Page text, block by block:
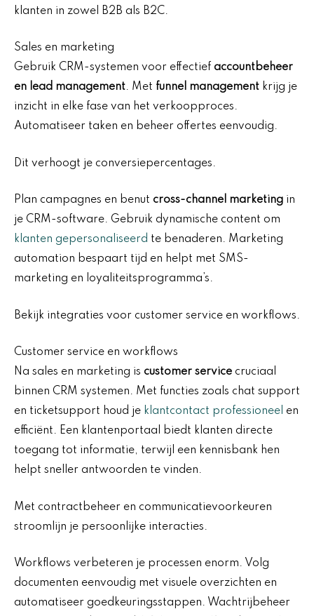
klanten in zowel B2B als B2C.
Sales en marketing
Gebruik CRM-systemen voor effectief accountbeheer
en lead management. Met funnel management krijg je
inzicht in elke fase van het verkoopproces.
Automatiseer taken en beheer offertes eenvoudig.
Dit verhoogt je conversiepercentages.
Plan campagnes en benut cross-channel marketing in
je CRM-software. Gebruik dynamische content om
klanten gepersonaliseerd te benaderen. Marketing
automation bespaart tijd en helpt met SMS-
marketing en loyaliteitsprogramma’s.
Bekijk integraties voor customer service en workflows.
Customer service en workflows
Na sales en marketing is customer service cruciaal
binnen CRM systemen. Met functies zoals chat support
en ticketsupport houd je klantcontact professioneel en
efficiënt. Een klantenportaal biedt klanten directe
toegang tot informatie, terwijl een kennisbank hen
helpt sneller antwoorden te vinden.
Met contractbeheer en communicatievoorkeuren
stroomlijn je persoonlijke interacties.
Workflows verbeteren je processen enorm. Volg
documenten eenvoudig met visuele overzichten en
automatiseer goedkeuringsstappen. Wachtrijbeheer